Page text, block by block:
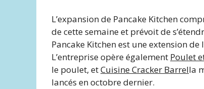
L’expansion de Pancake Kitchen
de cette semaine et prévoit de
Pancake Kitchen est une extension
L’entreprise opère également Poulet
le poulet, etCuisine Cracker Barrella
lancés en octobre dernier.